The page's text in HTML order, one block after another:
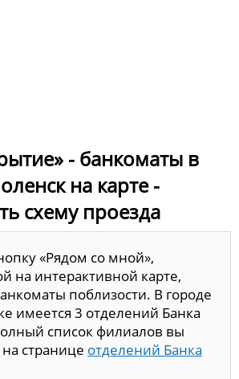
- банкоматы в
на карте -
схему проезда
«Рядом со мной»,
на интерактивной карте,
поблизости. В городе
имеется 3 отделений Банка
список филиалов вы
странице отделений Банка